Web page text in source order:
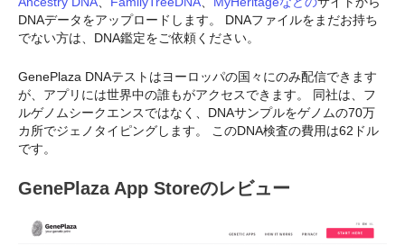
DNAデータをアップロードします。 DNAファイルをまだお持ち
でない方は、DNA鑑定をご依頼ください。
GenePlaza DNAテストはヨーロッパの国々にのみ配信できます
が、アプリには世界中の誰もがアクセスできます。 同社は、フ
ルゲノムシークエンスではなく、DNAサンプルをゲノムの70万
カ所でジェノタイピングします。 このDNA検査の費用は62ドル
です。
GenePlaza App Storeのレビュー